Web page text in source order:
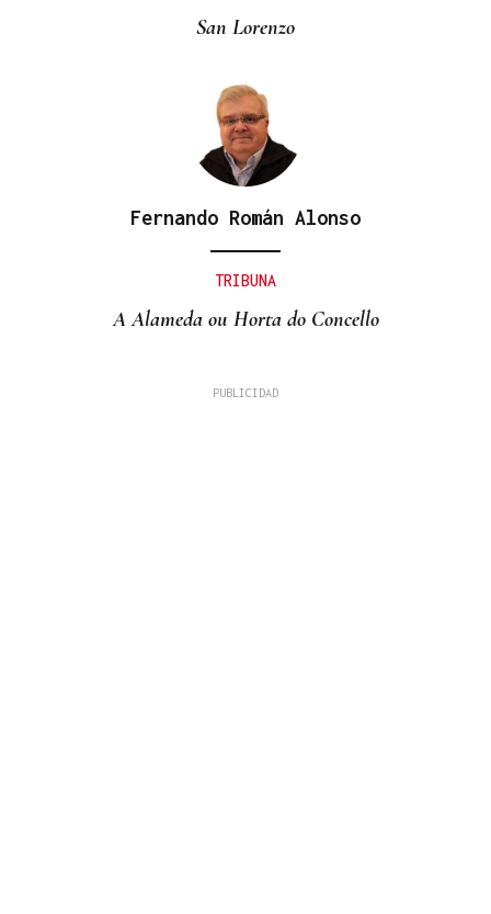
San Lorenzo
Fernando Román Alonso
TRIBUNA
A Alameda ou Horta do Concello